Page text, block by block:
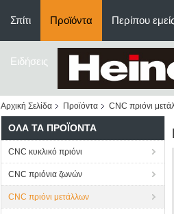
Σπίτι Προϊόντα Περίπου
Ειδήσεις
Αρχική Σελίδα Προϊόντα CNC πριόνι
ΌΛΑ ΤΑ ΠΡΟΪΌΝΤΑ
CNC κυκλικό πριόνι
CNC πριόνια ζωνών
CNC πριόνι μετάλλων